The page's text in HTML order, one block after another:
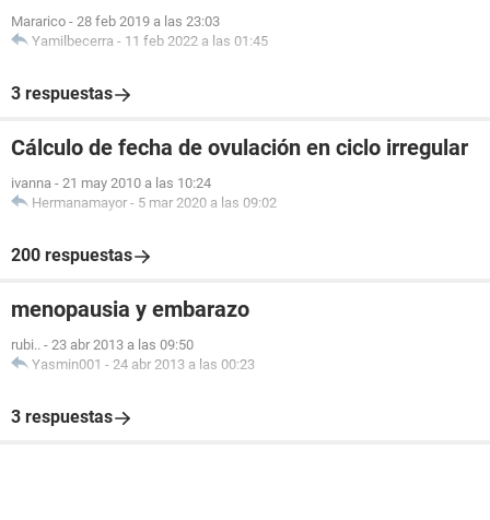
Mararico - 28 feb 2019 a las 23:03
Yamilbecerra - 11 feb 2022 a las 01:45
3 respuestas
Cálculo de fecha de ovulación en ciclo irregular
ivanna - 21 may 2010 a las 10:24
Hermanamayor - 5 mar 2020 a las 09:02
200 respuestas
menopausia y embarazo
rubi.. - 23 abr 2013 a las 09:50
Yasmin001 - 24 abr 2013 a las 00:23
3 respuestas